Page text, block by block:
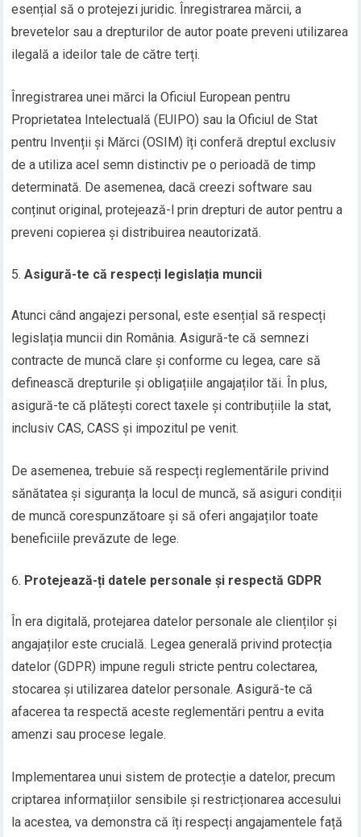
esențial să o protejezi juridic. Înregistrarea mărcii, a
brevetelor sau a drepturilor de autor poate preveni utilizarea
ilegală a ideilor tale de către terți.
Înregistrarea unei mărci la Oficiul European pentru
Proprietatea Intelectuală (EUIPO) sau la Oficiul de Stat
pentru Invenții și Mărci (OSIM) îți conferă dreptul exclusiv
de a utiliza acel semn distinctiv pe o perioadă de timp
determinată. De asemenea, dacă creezi software sau
conținut original, protejează-l prin drepturi de autor pentru a
preveni copierea și distribuirea neautorizată.
Asigură-te că respecți legislația muncii
Atunci când angajezi personal, este esențial să respecți
legislația muncii din România. Asigură-te că semnezi
contracte de muncă clare și conforme cu legea, care să
definească drepturile și obligațiile angajaților tăi. În plus,
asigură-te că plătești corect taxele și contribuțiile la stat,
inclusiv CAS, CASS și impozitul pe venit.
De asemenea, trebuie să respecți reglementările privind
sănătatea și siguranța la locul de muncă, să asiguri condiții
de muncă corespunzătoare și să oferi angajaților toate
beneficiile prevăzute de lege.
Protejează-ți datele personale și respectă GDPR
În era digitală, protejarea datelor personale ale clienților și
angajaților este crucială. Legea generală privind protecția
datelor (GDPR) impune reguli stricte pentru colectarea,
stocarea și utilizarea datelor personale. Asigură-te că
afacerea ta respectă aceste reglementări pentru a evita
amenzi sau procese legale.
Implementarea unui sistem de protecție a datelor, precum
criptarea informațiilor sensibile și restricționarea accesului
la acestea, va demonstra că îți respecți angajamentele față